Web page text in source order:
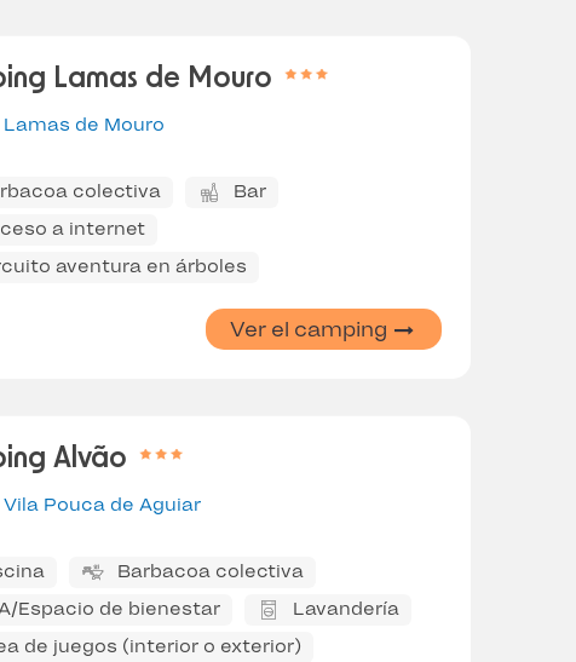
Lamas de Mouro
Lamas de Mouro
colectiva
Bar
a internet
aventura en árboles
Ver el camping
Alvão
Vila Pouca de Aguiar
Barbacoa colectiva
Espacio de bienestar
Lavandería
de juegos (interior o exterior)